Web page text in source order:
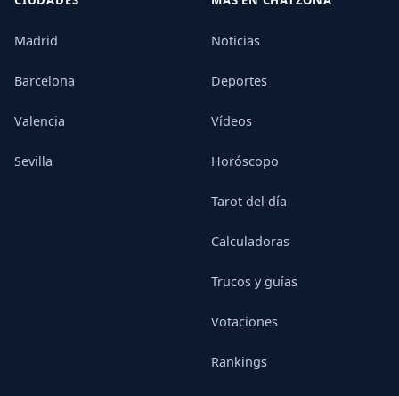
Madrid
Barcelona
Valencia
Sevilla
Noticias
Deportes
Vídeos
Horóscopo
Tarot del día
Calculadoras
Trucos y guías
Votaciones
Rankings